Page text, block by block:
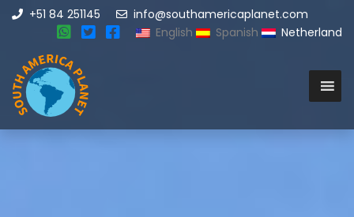
+51 84 251145
info@southamericaplanet.com
English
Spanish Netherland